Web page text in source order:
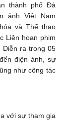
thành phố Đà
ảnh Việt Nam
và Thể thao
Liên hoan phim
Diễn ra trong 05
điện ảnh, sự
như công tác
với sự tham gia